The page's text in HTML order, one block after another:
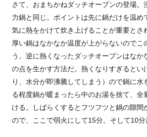
さて、おまちかねダッチオーブンの登場。
力鍋と同じ。ポイントは先に鍋だけを温め
気に熱をかけて炊き上げることが重要とさ
厚い鍋はなかなか温度が上がらないのでこ
う。逆に熱くなったダッチオーブンはなか
の点を生かす方法だ。熱くなりすぎるとい
り、水分が即沸騰してしまう）ので鍋に水
る程度鍋が暖まったら中のお湯を捨て、全
ける。しばらくするとフツフツと鍋の隙間
ので、ここで弱火にして15分。そして10分